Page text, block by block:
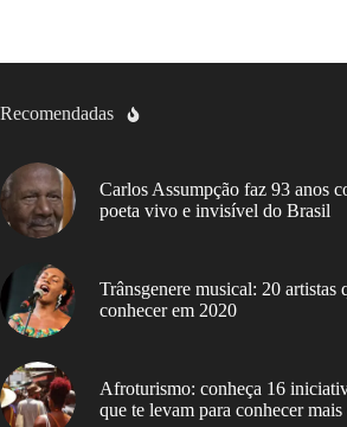
Recomendadas
Carlos Assumpção faz 93 anos
poeta vivo e invisível do Brasil
Trânsgenere musical: 20 artistas
conhecer em 2020
Afroturismo: conheça 16
que te levam para conhecer